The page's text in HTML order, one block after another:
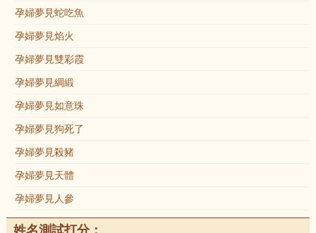
孕婦夢見蛇吃魚
孕婦夢見焰火
孕婦夢見雙彩霞
孕婦夢見綢緞
孕婦夢見如意珠
孕婦夢見狗死了
孕婦夢見殺豬
孕婦夢見天體
孕婦夢見人參
姓名測試打分：